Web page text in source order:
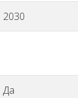
2030
Да